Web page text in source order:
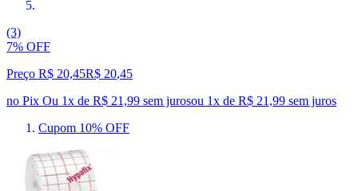
(3)
7% OFF
Preço R$ 20,45R$ 20,45
no Pix Ou 1x de R$ 21,99 sem jurosou 1x de R$ 21,99 sem juros
Cupom 10% OFF